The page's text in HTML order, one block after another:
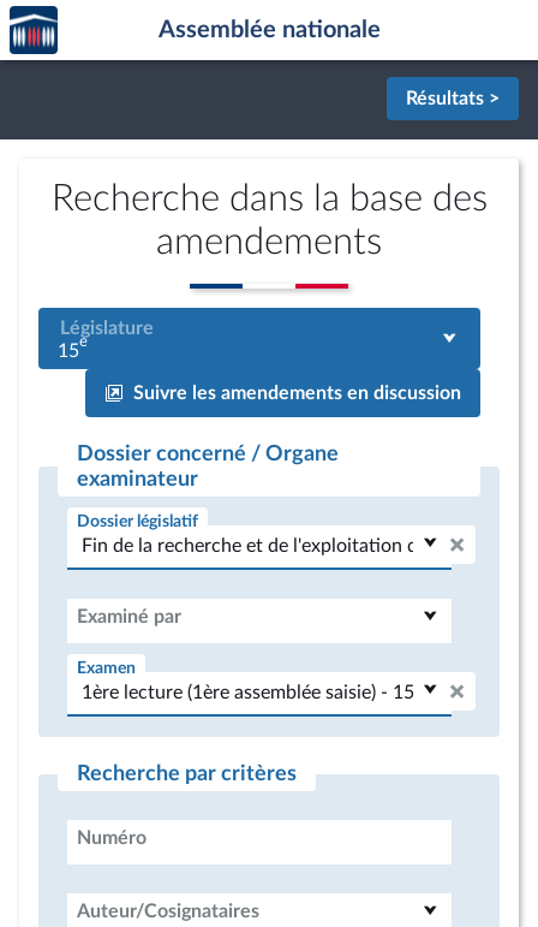
Aller au contenu
Aller en bas de la page
Accèder
à la
page
Assemblée nationale
Résultats >
Recherche dans la base des
amendements
Législature
15e
Suivre les amendements en discussion
Dossier concerné / Organe
examinateur
Dossier législatif
Examiné par
Examen
Recherche par critères
Numéro
Auteur/Cosignataires